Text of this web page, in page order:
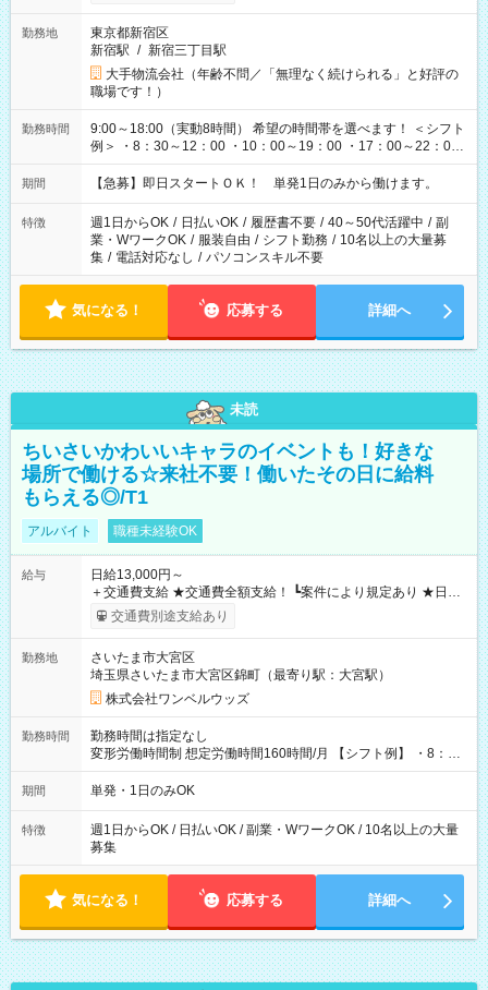
勤務地
東京都新宿区
新宿駅 / 新宿三丁目駅
大手物流会社（年齢不問／「無理なく続けられる」と好評の
職場です！）
勤務時間
9:00～18:00（実動8時間） 希望の時間帯を選べます！ ＜シフト
例＞ ・8：30～12：00 ・10：00～19：00 ・17：00～22：00
・13：00～22：00 ・22：00～翌6：00 など
期間 【急募】即日スタートＯＫ！ 単発1日のみから働けます。
特徴 週1日からOK / 日払いOK / 履歴書不要 / 40～50代活躍中 / 副
業・WワークOK / 服装自由 / シフト勤務 / 10名以上の大量募
集 / 電話対応なし / パソコンスキル不要
気になる！ 応募する 詳細へ
未読
ちいさいかわいいキャラのイベントも！好きな
場所で働ける☆来社不要！働いたその日に給料
もらえる◎/T1
アルバイト 職種未経験OK
給与
日給13,000円～
＋交通費支給 ★交通費全額支給！ ┗案件により規定あり ★日払
いOK！（規定あり） ┗働いたその日に現金GET♪ お仕事後はコ
ンビニATMから 日払い分を引き落とせます！ 【試用期間】試
交通費別途支給あり
勤務地
さいたま市大宮区
埼玉県さいたま市大宮区錦町（最寄り駅：大宮駅）
株式会社ワンベルウッズ
勤務時間
勤務時間は指定なし
変形労働時間制 想定労働時間160時間/月 【シフト例】 ・8：00
～21：00
期間 単発・1日のみOK
特徴
週1日からOK / 日払いOK / 副業・WワークOK / 10名以上の大量
募集
気になる！ 応募する 詳細へ